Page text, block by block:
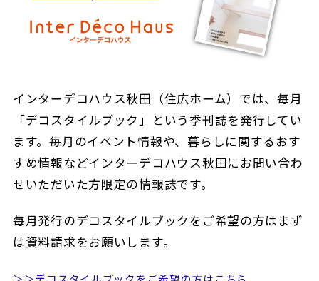
インターデコハウス秋田（住広ホーム）では、毎月
「デコスタイルブック」という季刊誌を発行してい
ます。毎月のイベント情報や、暮らしに関するおす
すめ情報などインターデコハウス秋田にお問い合わ
せいただいた方限定の情報誌です。
毎月発行のデコスタイルブックをご希望の方はまず
は資料請求をお願いします。